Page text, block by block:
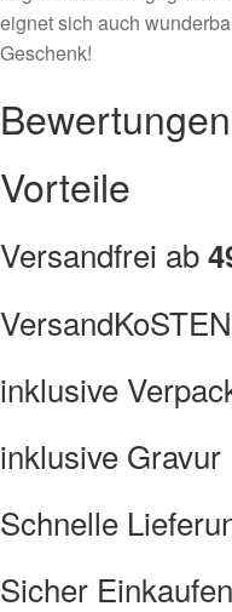
eignet sich auch
Geschenk!
Bewertungen
Vorteile
Versandfrei ab
inklusive
inklusive Gravur
Schnelle
Sicher Einkaufen